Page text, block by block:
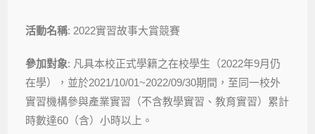
活動名稱: 2022實習故事大賞競賽
參加對象: 凡具本校正式學籍之在校學生（2022年9月仍
在學），並於2021/10/01~2022/09/30期間，至同一校外
實習機構參與產業實習（不含教學實習、教育實習）累計
時數達60（含）小時以上。